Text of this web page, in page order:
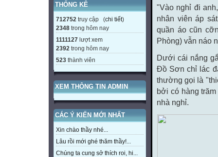
THỐNG KÊ
712752 truy cập (chi tiết)
2348 trong hôm nay
1111127 lượt xem
2392 trong hôm nay
523 thành viên
XEM THÔNG TIN ADMIN
CÁC Ý KIẾN MỚI NHẤT
Xin chào thầy nhé...
Lâu rồi mới ghé thăm thầy!...
Chúng ta cung sở thích roi, hi...
"Vào nghỉ đi
nhân viên áp
quần áo cũn
Phòng) vẫn náo
Dưới cái nắng
Đồ Sơn chỉ lác
thường gọi là
bởi có hàng
nhà nghỉ.